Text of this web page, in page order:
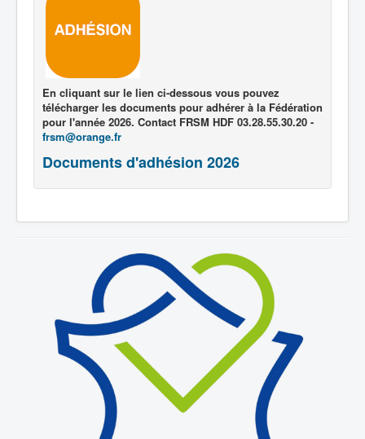
En cliquant sur le lien ci-dessous vous pouvez
télécharger les documents pour adhérer à la Fédération
pour l'année 2026. Contact FRSM HDF 03.28.55.30.20 -
frsm@orange.fr
Documents d'adhésion 2026